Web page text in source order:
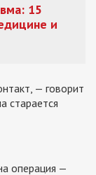
15
и
— говорит
старается
операция —